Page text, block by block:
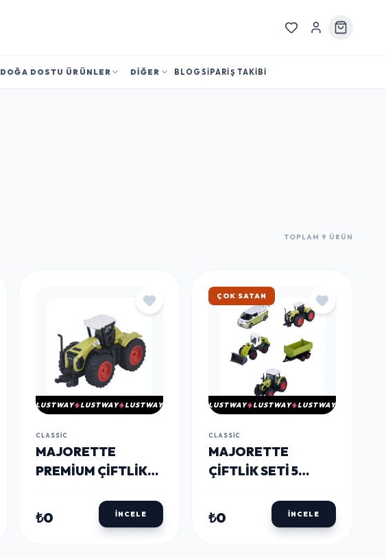
DOĞA DOSTU ÜRÜNLER DİĞER BLOG SİPARİŞ TAKİBİ
TOPLAM 9 ÜRÜN
LUSTWAY LUSTWAY LUSTWAY
CLASSIC
MAJORETTE
PREMIUM ÇIFTLIK
₺0 İNCELE
ÇOK SATAN
LUSTWAY LUSTWAY LUSTWAY
CLASSIC
MAJORETTE
ÇIFTLIK SETI 5
₺0 İNCELE